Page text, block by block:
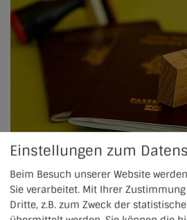
Nur noch digitale Passbilder
Die Stadtverwaltung weist darauf
Beantragung von
Einstellungen zum
Beim Besuch unserer Website
Sie verarbeitet. Mit Ihrer
Dritte, z.B. zum Zweck der